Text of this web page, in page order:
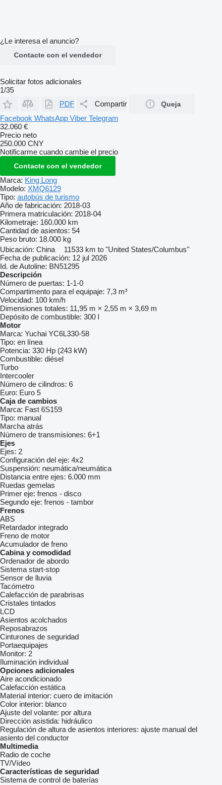
¿Le interesa el anuncio?
Contacte con el vendedor
Solicitar fotos adicionales
1/35
PDF
Compartir Queja
Facebook WhatsApp Viber Telegram
32.060 €
Precio neto
250.000 CNY
Notificarme cuando cambie el precio
Contacte con el vendedor
Marca: King Long
Modelo: XMQ6129
Tipo: autobús de turismo
Año de fabricación: 2018-03
Primera matriculación: 2018-04
Kilometraje: 160.000 km
Cantidad de asientos: 54
Peso bruto: 18.000 kg
Ubicación: China
11533 km to "United States/Columbus"
Fecha de publicación: 12 jul 2026
Id. de Autoline: BN51295
Descripción
Número de puertas: 1-1-0
Compartimento para el equipaje: 7,3 m³
Velocidad: 100 km/h
Dimensiones totales: 11,95 m × 2,55 m × 3,69 m
Depósito de combustible: 300 l
Motor
Marca: Yuchai YC6L330-58
Tipo: en línea
Potencia: 330 Hp (243 kW)
Combustible: diésel
Turbo
Intercooler
Número de cilindros: 6
Euro: Euro 5
Caja de cambios
Marca: Fast 6S159
Tipo: manual
Marcha atrás
Número de transmisiones: 6+1
Ejes
Ejes: 2
Configuración del eje: 4x2
Suspensión: neumática/neumática
Distancia entre ejes: 6.000 mm
Ruedas gemelas
Primer eje: frenos - disco
Segundo eje: frenos - tambor
Frenos
ABS
Retardador integrado
Freno de motor
Acumulador de freno
Cabina y comodidad
Ordenador de abordo
Sistema start-stop
Sensor de lluvia
Tacómetro
Calefacción de parabrisas
Cristales tintados
LCD
Asientos acolchados
Reposabrazos
Cinturones de seguridad
Portaequipajes
Monitor: 2
Iluminación individual
Opciones adicionales
Aire acondicionado
Calefacción estática
Material interior: cuero de imitación
Color interior: blanco
Ajuste del volante: por altura
Dirección asistida: hidráulico
Regulación de altura de asientos interiores: ajuste manual del
asiento del conductor
Multimedia
Radio de coche
TV/Vídeo
Características de seguridad
Sistema de control de baterías